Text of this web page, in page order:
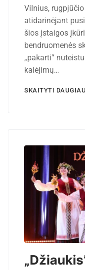
Vilnius,
atidarinėjant
šios įstaigos
bendruomenės
„pakarti“
kalėjimų…
SKAITYTI